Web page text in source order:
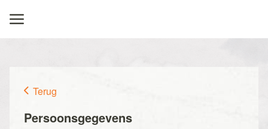
Terug
Persoonsgegevens